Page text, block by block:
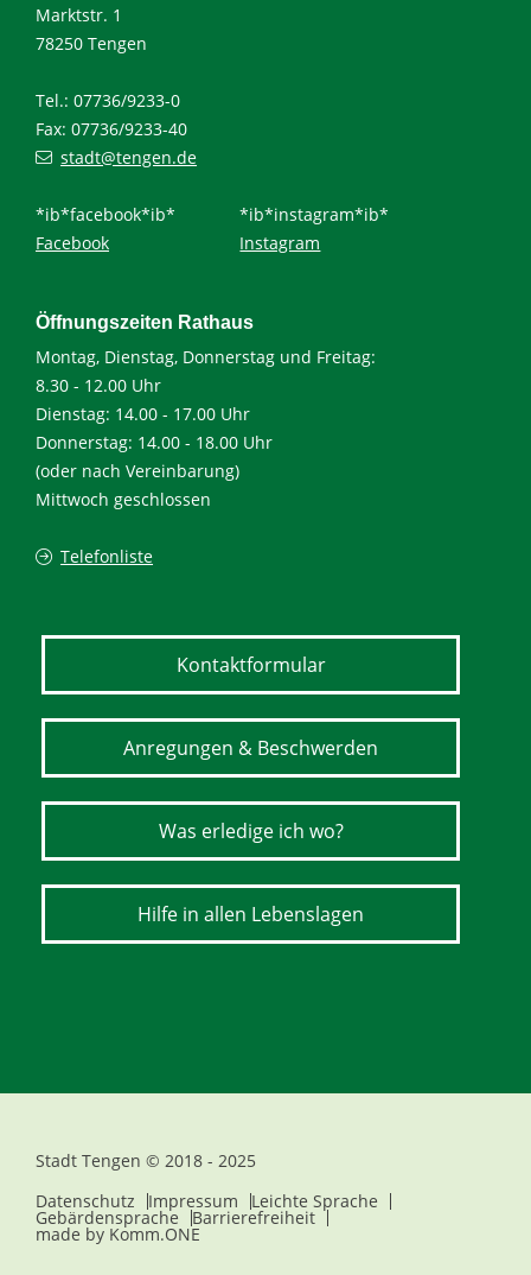
Marktstr. 1
78250 Tengen
Tel.: 07736/9233-0
Fax: 07736/9233-40
stadt@tengen.de
*ib*facebook*ib*
Facebook
*ib*instagram*ib*
Instagram
Öffnungszeiten Rathaus
Montag, Dienstag, Donnerstag und Freitag:
8.30 - 12.00 Uhr
Dienstag: 14.00 - 17.00 Uhr
Donnerstag: 14.00 - 18.00 Uhr
(oder nach Vereinbarung)
Mittwoch geschlossen
Telefonliste
Kontaktformular
Anregungen & Beschwerden
Was erledige ich wo?
Hilfe in allen Lebenslagen
Stadt Tengen © 2018 - 2025
Datenschutz
Impressum Leichte Sprache
Gebärdensprache Barrierefreiheit
made by Komm.ONE